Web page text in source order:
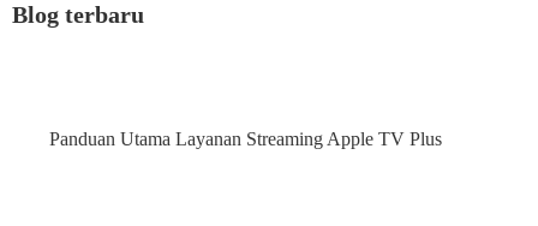
Blog terbaru
Panduan Utama Layanan Streaming Apple TV Plus